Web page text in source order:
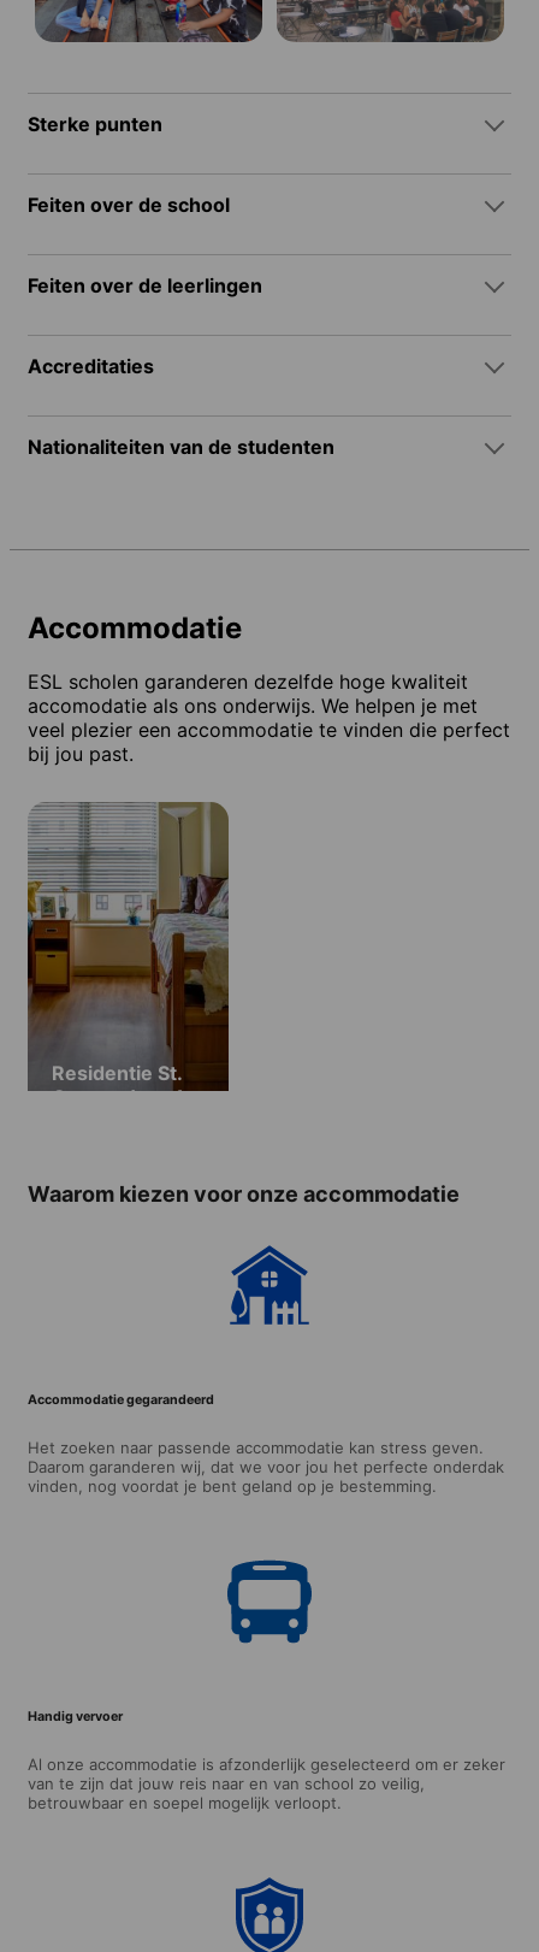
Sterke punten
Feiten over de school
Feiten over de leerlingen
Accreditaties
Nationaliteiten van de studenten
Accommodatie
ESL scholen garanderen dezelfde hoge kwaliteit
accomodatie als ons onderwijs. We helpen je met
veel plezier een accommodatie te vinden die perfect
bij jou past.
Residentie St.
George (van 18
- 09.08.2025)
Waarom kiezen voor onze accommodatie
Accommodatie gegarandeerd
Het zoeken naar passende accommodatie kan stress geven.
Daarom garanderen wij, dat we voor jou het perfecte onderdak
vinden, nog voordat je bent geland op je bestemming.
Handig vervoer
Al onze accommodatie is afzonderlijk geselecteerd om er zeker
van te zijn dat jouw reis naar en van school zo veilig,
betrouwbaar en soepel mogelijk verloopt.